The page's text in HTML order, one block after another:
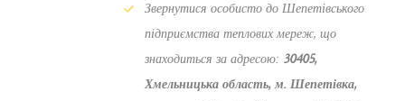
Звернутися особисто до Шепетівського
підприємства теплових мереж, що
знаходиться за адресою: 30405,
Хмельницька область, м. Шепетівка,